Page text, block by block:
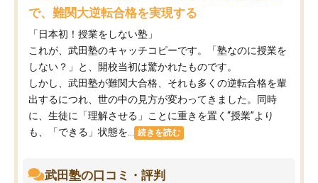
で、難関大逆転合格を実現する
「日本初！授業をしない塾」
これが、武田塾のキャッチコピーです。「塾なのに授業を
しない？」と、開校当初は驚かれたものです。
しかし、武田塾が難関大合格、それも多くの逆転合格を輩
出するにつれ、世の中の見方が変わってきました。同時
に、生徒に「理解させる」ことに重きを置く“授業”より
も、「できる」状態を...
続きを読む
武田塾の口コミ・評判